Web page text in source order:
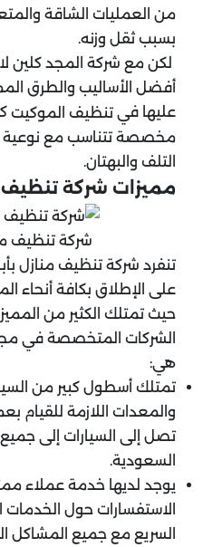
من العمليات الشاقة
بسبب ثقل وزنه.
لكن مع شركة المجد كلين
أفضل الأساليب والطرق
عليها في تنظيف الموكيت
مخصصة تتناسب مع نوعية
التلف والبهتان.
مميزات شركة تنظيف
شركة تنظيف
تنفرد شركة تنظيف منازل
على الإطلاق بكافة أنحاء
حيث تمتلك الكثير من
الشركات المتخصصة في
هي:
تمتلك أسطول كبير من
والمعدات اللازمة للقيام
تصل إلى السيارات إلى جميع
السعودية.
يوجد لديها خدمة عملاء
الاستفسارات حول
السريع مع جميع المشاكل